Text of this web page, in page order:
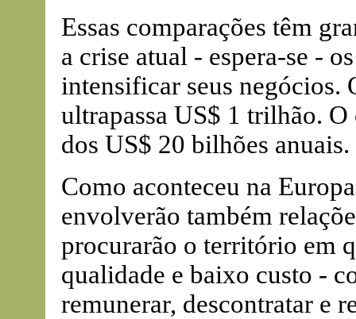
Essas comparações têm
a crise atual - espera-se -
intensificar seus negócios.
ultrapassa US$ 1 trilhão.
dos US$ 20 bilhões anuais.
Como aconteceu na
envolverão também
procurarão o território em
qualidade e baixo custo -
remunerar, descontratar e